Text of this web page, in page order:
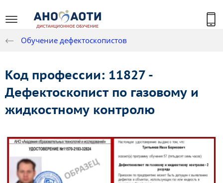
Обучение дефектоскопистов
Код профессии: 11827 -
Дефектоскопист по газовому и
жидкостному контролю